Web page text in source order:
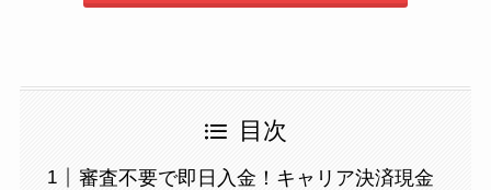
目次
審査不要で即日入金！キャリア決済現金